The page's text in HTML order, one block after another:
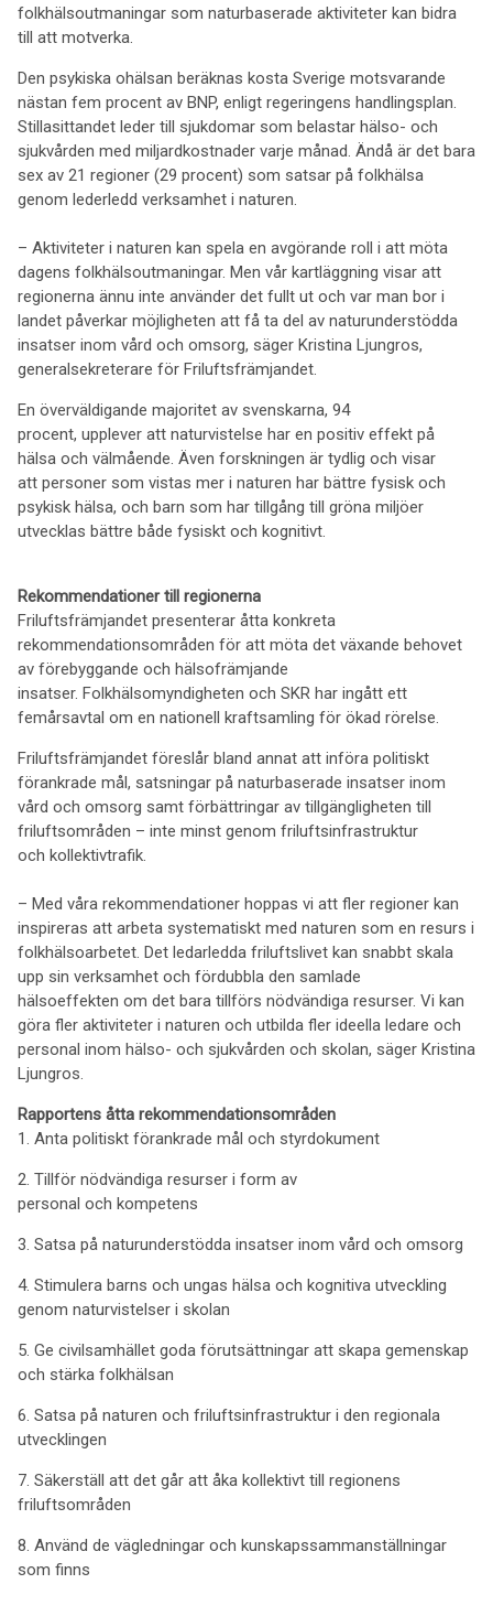
folkhälsoutmaningar som naturbaserade aktiviteter kan bidra
till att motverka.
Den psykiska ohälsan beräknas kosta Sverige motsvarande
nästan fem procent av BNP, enligt regeringens handlingsplan.
Stillasittandet leder till sjukdomar som belastar hälso- och
sjukvården med miljardkostnader varje månad. Ändå är det bara
sex av 21 regioner (29 procent) som satsar på folkhälsa
genom lederledd verksamhet i naturen.
– Aktiviteter i naturen kan spela en avgörande roll i att möta
dagens folkhälsoutmaningar. Men vår kartläggning visar att
regionerna ännu inte använder det fullt ut och var man bor i
landet påverkar möjligheten att få ta del av naturunderstödda
insatser inom vård och omsorg, säger Kristina Ljungros,
generalsekreterare för Friluftsfrämjandet.
En överväldigande majoritet av svenskarna, 94
procent, upplever att naturvistelse har en positiv effekt på
hälsa och välmående. Även forskningen är tydlig och visar
att personer som vistas mer i naturen har bättre fysisk och
psykisk hälsa, och barn som har tillgång till gröna miljöer
utvecklas bättre både fysiskt och kognitivt.
Rekommendationer till regionerna
Friluftsfrämjandet presenterar åtta konkreta
rekommendationsområden för att möta det växande behovet
av förebyggande och hälsofrämjande
insatser. Folkhälsomyndigheten och SKR har ingått ett
femårsavtal om en nationell kraftsamling för ökad rörelse.
Friluftsfrämjandet föreslår bland annat att införa politiskt
förankrade mål, satsningar på naturbaserade insatser inom
vård och omsorg samt förbättringar av tillgängligheten till
friluftsområden – inte minst genom friluftsinfrastruktur
och kollektivtrafik.
– Med våra rekommendationer hoppas vi att fler regioner kan
inspireras att arbeta systematiskt med naturen som en resurs i
folkhälsoarbetet. Det ledarledda friluftslivet kan snabbt skala
upp sin verksamhet och fördubbla den samlade
hälsoeffekten om det bara tillförs nödvändiga resurser. Vi kan
göra fler aktiviteter i naturen och utbilda fler ideella ledare och
personal inom hälso- och sjukvården och skolan, säger Kristina
Ljungros.
Rapportens åtta rekommendationsområden
1. Anta politiskt förankrade mål och styrdokument
2. Tillför nödvändiga resurser i form av
personal och kompetens
3. Satsa på naturunderstödda insatser inom vård och omsorg
4. Stimulera barns och ungas hälsa och kognitiva utveckling
genom naturvistelser i skolan
5. Ge civilsamhället goda förutsättningar att skapa gemenskap
och stärka folkhälsan
6. Satsa på naturen och friluftsinfrastruktur i den regionala
utvecklingen
7. Säkerställ att det går att åka kollektivt till regionens
friluftsområden
8. Använd de vägledningar och kunskapssammanställningar
som finns